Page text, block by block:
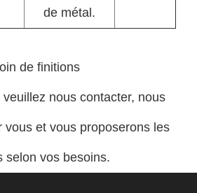
de métal.
de finitions
nous contacter, nous
vous et vous proposerons les
selon vos besoins.